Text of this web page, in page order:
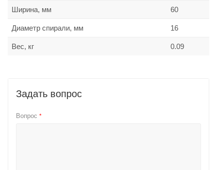
Ширина, мм 60
Диаметр спирали, мм 16
Вес, кг 0.09
Задать вопрос
Вопрос *